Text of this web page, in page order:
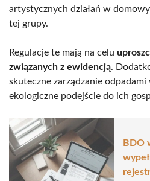
artystycznych działań w
tej grupy.
Regulacje te mają na celu
związanych z ewidencją.
skuteczne zarządzanie
ekologiczne podejście do ich
BDO